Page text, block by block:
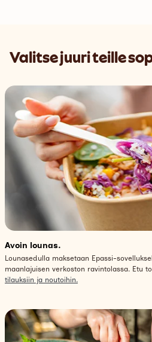
Valitse juuri teille
Avoin lounas.
Lounasedulla maksetaan Epassi-
maanlajuisen verkoston ravintolassa. Etu
tilauksiin ja noutoihin.